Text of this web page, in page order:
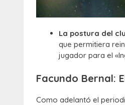
La postura del
que permitiera
jugador para el
Facundo Bernal:
Como adelantó el